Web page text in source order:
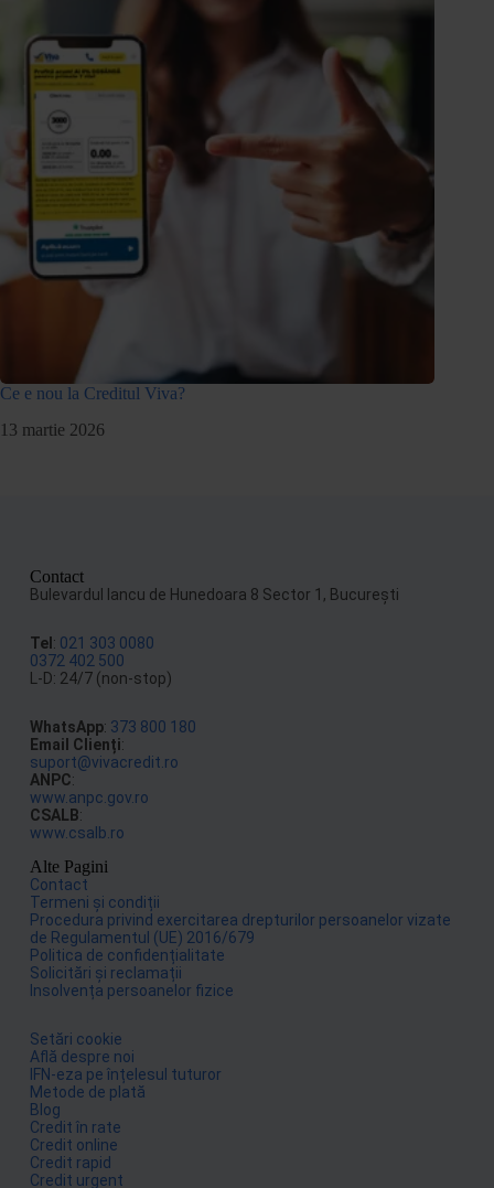
Ce e nou la Creditul Viva?
13 martie 2026
Contact
Bulevardul Iancu de Hunedoara 8 Sector 1, Bucureşti
Tel: 021 303 0080
0372 402 500
L-D: 24/7 (non-stop)
WhatsApp: 373 800 180
Email Clienți:
suport@vivacredit.ro
ANPC:
www.anpc.gov.ro
CSALB:
www.csalb.ro
Alte Pagini
Contact
Termeni și condiții
Procedura privind exercitarea drepturilor persoanelor vizate
de Regulamentul (UE) 2016/679
Politica de confidențialitate
Solicitări și reclamații
Insolvența persoanelor fizice
Setări cookie
Află despre noi
IFN-eza pe înțelesul tuturor
Metode de plată
Blog
Credit în rate
Credit online
Credit rapid
Credit urgent